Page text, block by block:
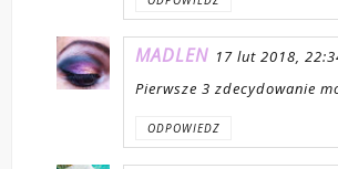
MADLEN 17 lut 2018,
Pierwsze 3 zdecydowanie
ODPOWIEDZ